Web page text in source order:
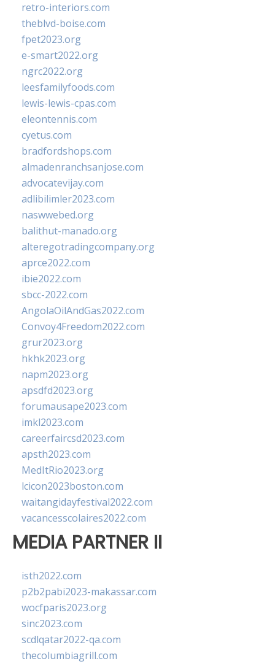
retro-interiors.com
theblvd-boise.com
fpet2023.org
e-smart2022.org
ngrc2022.org
leesfamilyfoods.com
lewis-lewis-cpas.com
eleontennis.com
cyetus.com
bradfordshops.com
almadenranchsanjose.com
advocatevijay.com
adlibilimler2023.com
naswwebed.org
balithut-manado.org
alteregotradingcompany.org
aprce2022.com
ibie2022.com
sbcc-2022.com
AngolaOilAndGas2022.com
Convoy4Freedom2022.com
grur2023.org
hkhk2023.org
napm2023.org
apsdfd2023.org
forumausape2023.com
imkl2023.com
careerfaircsd2023.com
apsth2023.com
MedItRio2023.org
lcicon2023boston.com
waitangidayfestival2022.com
vacancesscolaires2022.com
MEDIA PARTNER II
isth2022.com
p2b2pabi2023-makassar.com
wocfparis2023.org
sinc2023.com
scdlqatar2022-qa.com
thecolumbiagrill.com